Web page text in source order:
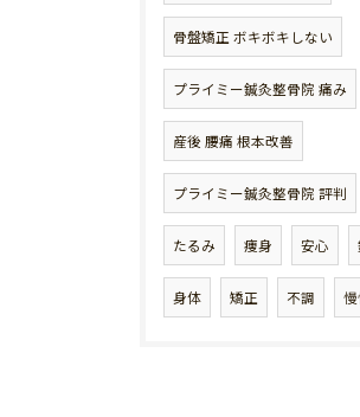
骨盤矯正 ボキボキしない
プライミー鍼灸整骨院 痛み
産後 腰痛 根本改善
プライミー鍼灸整骨院 評判
たるみ 痩身 安心
身体 矯正 不調 慢